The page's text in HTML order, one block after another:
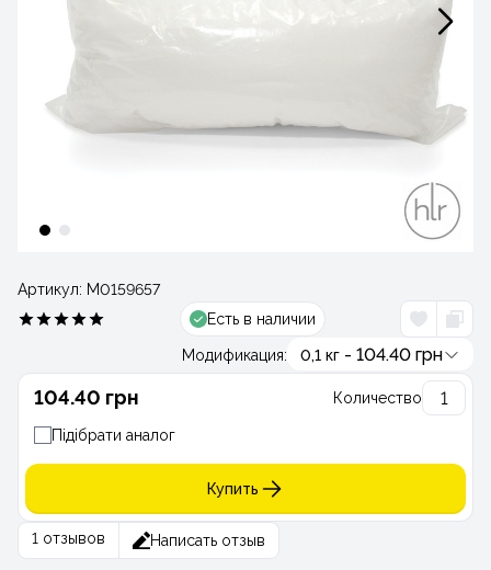
Артикул: М0159657
Есть в наличии
Модификация: 0,1 кг - 104.40 грн
104.40 грн Количество
Підібрати аналог
Купить
1 отзывов Написать отзыв